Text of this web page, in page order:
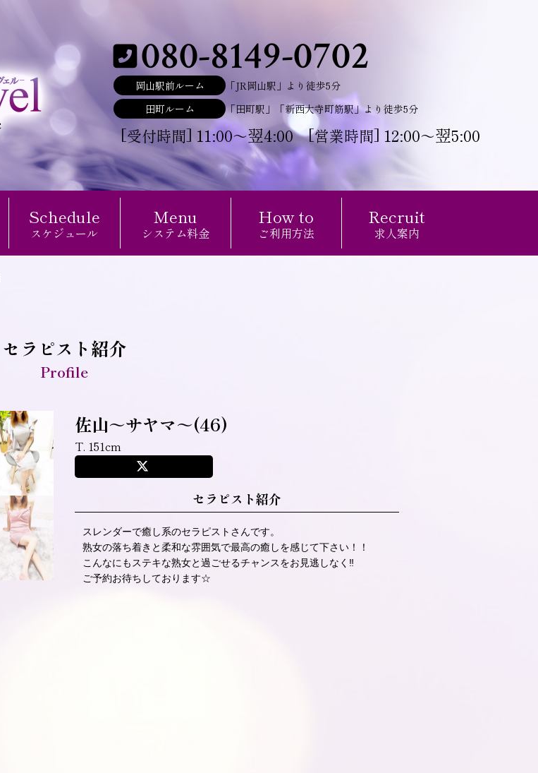
080-8149-0702
岡山駅前ルーム
「JR岡山駅」より徒歩5分
田町ルーム
「田町駅」「新西大寺町筋駅」より徒歩5分
[受付時間] 11:00～翌4:00 [営業時間] 12:00～翌5:00
Schedule
スケジュール
Menu
システム料金
How to
ご利用方法
Recruit
求人案内
セラピスト紹介
Profile
佐山～サヤマ～(46)
T. 151cm
セラピスト紹介
スレンダーで癒し系のセラピストさんです。
熟女の落ち着きと柔和な雰囲気で最高の癒しを感じて下さい！！
こんなにもステキな熟女と過ごせるチャンスをお見逃しなく‼
ご予約お待ちしております☆